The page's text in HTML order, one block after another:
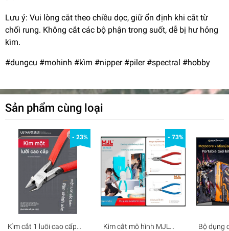
Lưu ý: Vui lòng cắt theo chiều dọc, giữ ổn định khi cắt từ
chối rung. Không cắt các bộ phận trong suốt, dễ bị hư hỏng
kìm.
#dungcu #mohinh #kìm #nipper #piler #spectral #hobby
Sản phẩm cùng loại
- 23%
Kìm cắt 1 luõi cao cấp
- 73%
Kìm cắt mô hình MJL
Bộ dụng